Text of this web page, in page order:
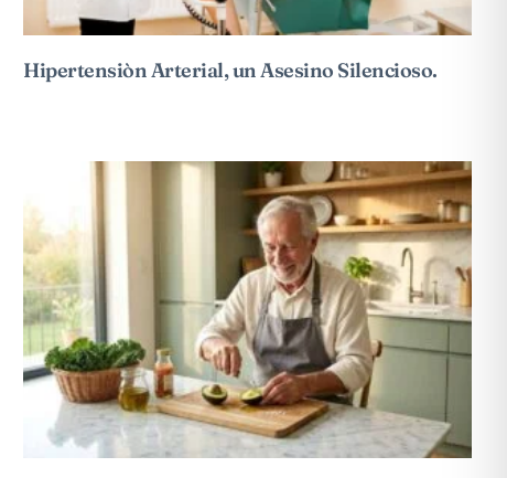
Hipertensiòn Arterial, un Asesino Silencioso.